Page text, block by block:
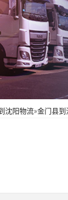
沈阳物流»金门县到